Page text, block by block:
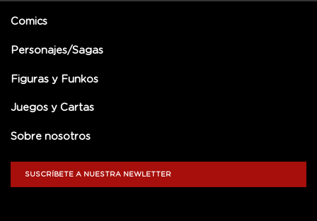
Comics
Personajes/Sagas
Figuras y Funkos
Juegos y Cartas
Sobre nosotros
SUSCRÍBETE A NUESTRA NEWLETTER